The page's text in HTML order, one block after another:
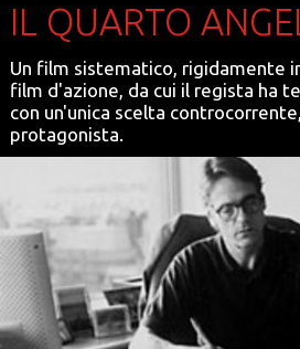
IL QUARTO
Un film sistematico, rigidamente
film d'azione, da cui il regista ha
con un'unica scelta
protagonista.